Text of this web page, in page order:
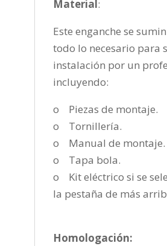
Material:
Este enganche se
todo lo necesario para
instalación por un
incluyendo:
o Piezas de montaje.
o Tornillería.
o Manual de montaje.
o Tapa bola.
o Kit eléctrico si se
la pestaña de más
Homologación: